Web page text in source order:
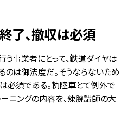
了、撤収は必須
事業者にとって、鉄道ダイヤは
のは御法度だ。そうならないため
必須である。軌陸車とて例外で
ニングの内容を、辣腕講師の大